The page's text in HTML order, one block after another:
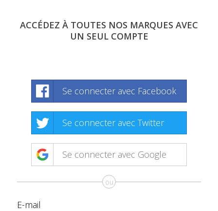
ACCÉDEZ À TOUTES NOS MARQUES AVEC
UN SEUL COMPTE
Se connecter avec Facebook
Se connecter avec Twitter
Se connecter avec Google
ou
E-mail